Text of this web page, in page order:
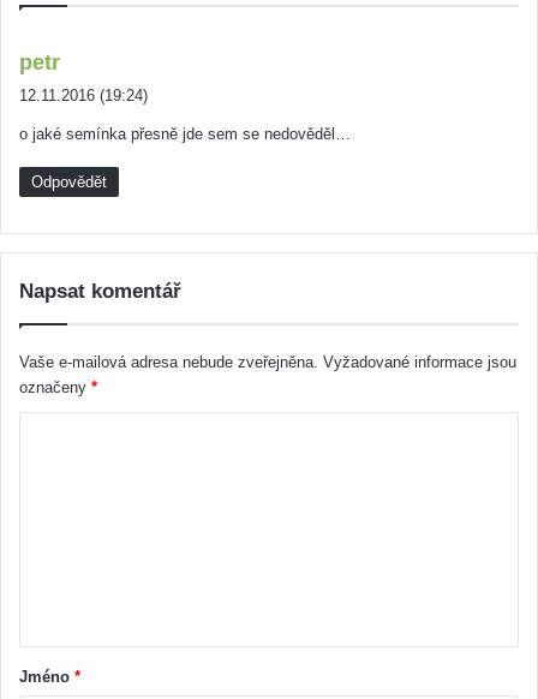
petr
a
s
a
l
12.11.2016 (19:24)
o jaké semínka přesně jde sem se nedověděl…
Odpovědět
Napsat komentář
Vaše e-mailová adresa nebude zveřejněna. Vyžadované informace jsou
označeny *
Jméno *